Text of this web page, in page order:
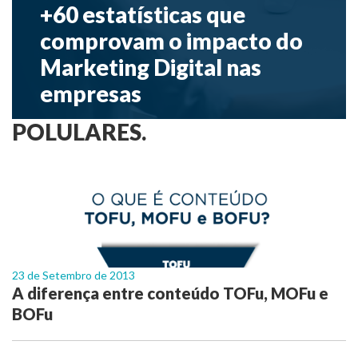
+60 estatísticas que
comprovam o impacto do
Marketing Digital nas
empresas
POLULARES.
23 de Setembro de 2013
A diferença entre conteúdo TOFu, MOFu e
BOFu